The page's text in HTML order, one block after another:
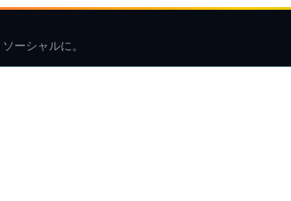
ーシャルに。